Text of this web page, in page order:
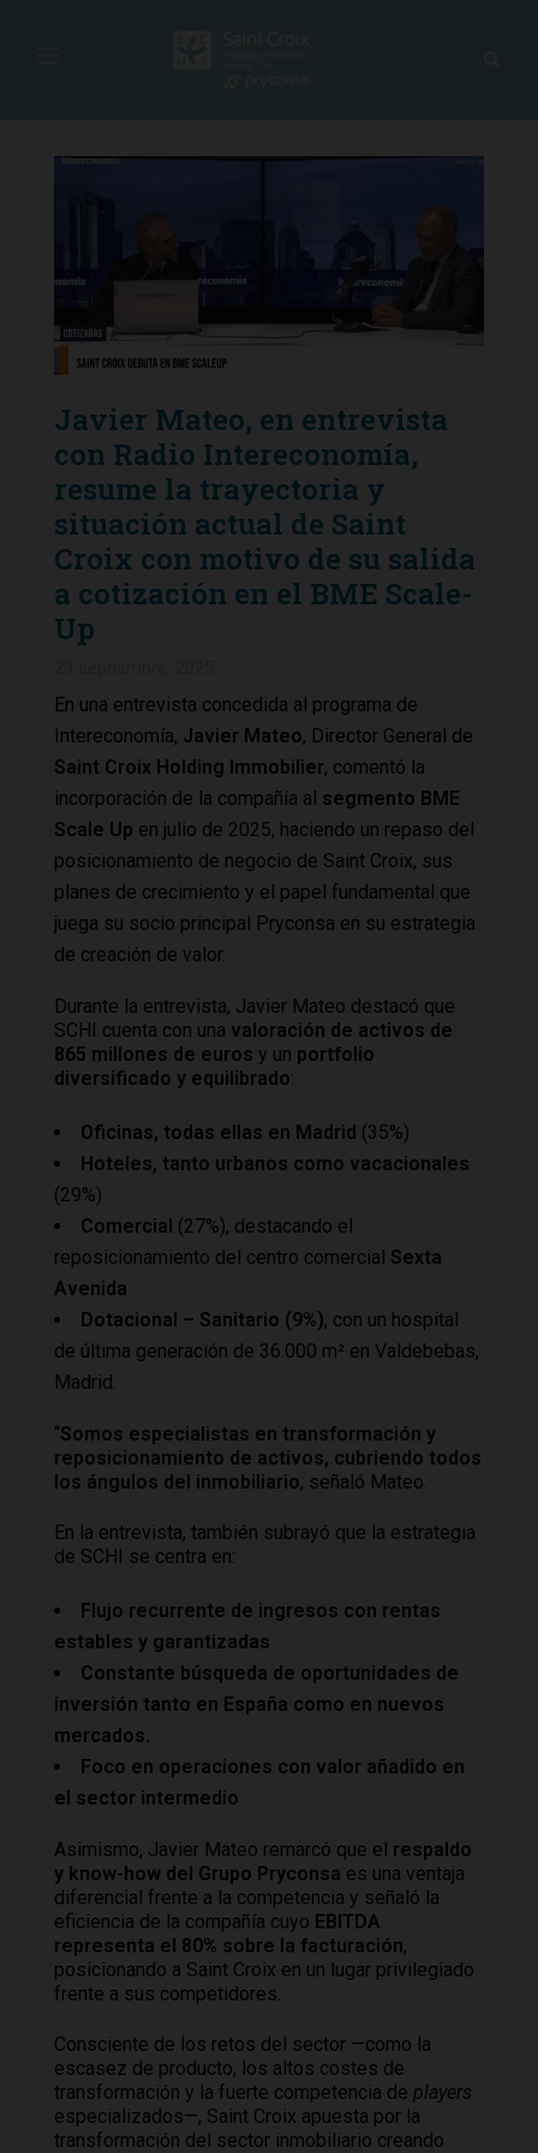
Javier Mateo, en entrevista
con Radio Intereconomía,
resume la trayectoria y
situación actual de Saint
Croix con motivo de su salida
a cotización en el BME Scale-
Up
En una entrevista concedida al programa de
Intereconomía, Javier Mateo, Director General de
Saint Croix Holding Immobilier, comentó la
incorporación de la compañía al segmento BME
Scale Up en julio de 2025, haciendo un repaso del
posicionamiento de negocio de Saint Croix, sus
planes de crecimiento y el papel fundamental que
juega su socio principal Pryconsa en su estrategia
de creación de valor.
Durante la entrevista, Javier Mateo destacó que
SCHI cuenta con una valoración de activos de
865 millones de euros y un portfolio
diversificado y equilibrado:
Oficinas, todas ellas en Madrid (35%)
Hoteles, tanto urbanos como vacacionales
(29%)
Comercial (27%), destacando el
reposicionamiento del centro comercial Sexta
Avenida
Dotacional – Sanitario (9%), con un hospital
de última generación de 36.000 m² en Valdebebas,
Madrid.
“Somos especialistas en transformación y
reposicionamiento de activos, cubriendo todos
los ángulos del inmobiliario, señaló Mateo.
En la entrevista, también subrayó que la estrategia
de SCHI se centra en:
Flujo recurrente de ingresos con rentas
estables y garantizadas
Constante búsqueda de oportunidades de
inversión tanto en España como en nuevos
mercados.
Foco en operaciones con valor añadido en
el sector intermedio
Asimismo, Javier Mateo remarcó que el respaldo
y know-how del Grupo Pryconsa es una ventaja
diferencial frente a la competencia y señaló la
eficiencia de la compañía cuyo EBITDA
representa el 80% sobre la facturación,
posicionando a Saint Croix en un lugar privilegiado
frente a sus competidores.
Consciente de los retos del sector —como la
escasez de producto, los altos costes de
transformación y la fuerte competencia de players
especializados—, Saint Croix apuesta por la
transformación del sector inmobiliario creando